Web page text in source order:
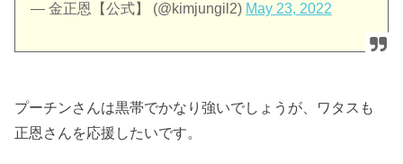
— 金正恩【公式】 (@kimjungil2) May 23, 2022
プーチンさんは黒帯でかなり強いでしょうが、ワタスも
正恩さんを応援したいです。